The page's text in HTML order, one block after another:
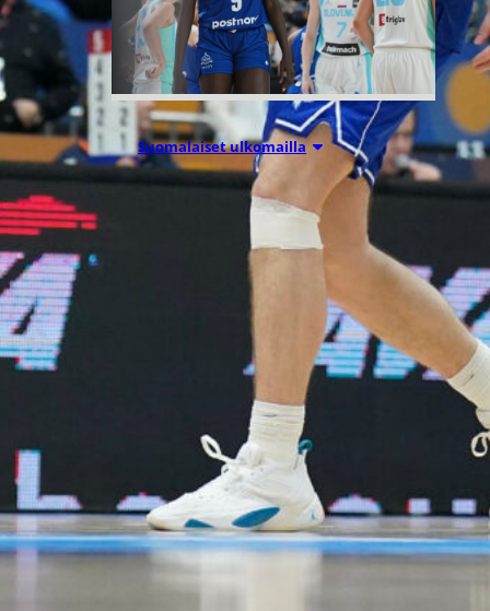
Suomalaiset ulkomailla
06.08.2026 09:16
Mystics nousi
20 pisteen
takaa voittoon
Wingsiä
vastaan –
Kuier viisi
pistettä